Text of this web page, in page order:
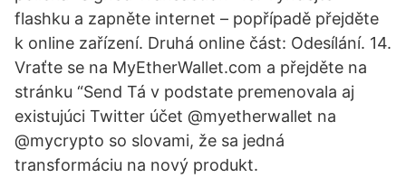
flashku a zapněte internet – popřípadě přejděte
k online zařízení. Druhá online část: Odesílání. 14.
Vraťte se na MyEtherWallet.com a přejděte na
stránku “Send Tá v podstate premenovala aj
existujúci Twitter účet @myetherwallet na
@mycrypto so slovami, že sa jedná
transformáciu na nový produkt.